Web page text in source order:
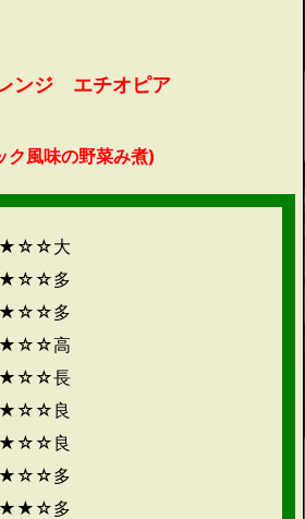
ンジ エチオピア
ク風味の野菜み煮)
大
多
多
高
長
良
良
多
多